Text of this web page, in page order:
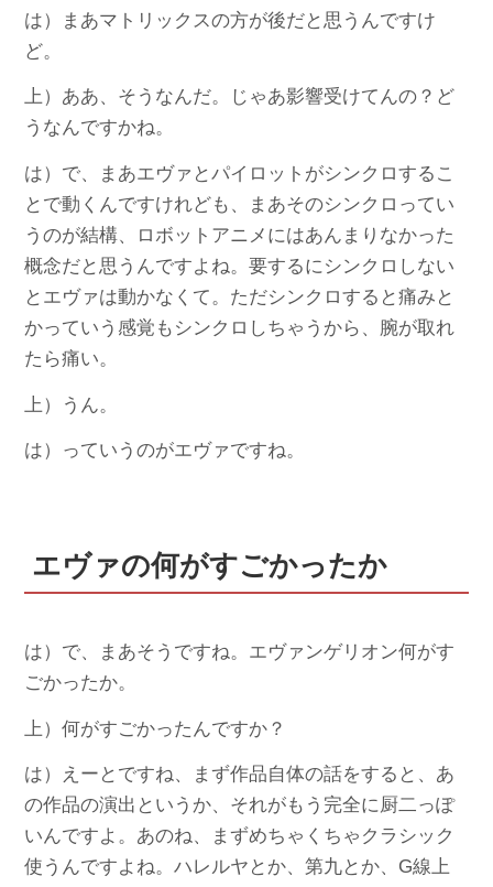
は）まあマトリックスの方が後だと思うんですけ
ど。
上）ああ、そうなんだ。じゃあ影響受けてんの？ど
うなんですかね。
は）で、まあエヴァとパイロットがシンクロするこ
とで動くんですけれども、まあそのシンクロってい
うのが結構、ロボットアニメにはあんまりなかった
概念だと思うんですよね。要するにシンクロしない
とエヴァは動かなくて。ただシンクロすると痛みと
かっていう感覚もシンクロしちゃうから、腕が取れ
たら痛い。
上）うん。
は）っていうのがエヴァですね。
エヴァの何がすごかったか
は）で、まあそうですね。エヴァンゲリオン何がす
ごかったか。
上）何がすごかったんですか？
は）えーとですね、まず作品自体の話をすると、あ
の作品の演出というか、それがもう完全に厨二っぽ
いんですよ。あのね、まずめちゃくちゃクラシック
使うんですよね。ハレルヤとか、第九とか、G線上